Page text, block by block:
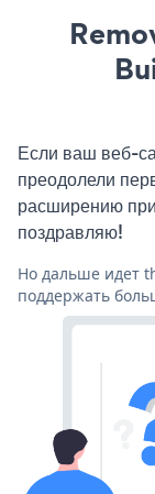
Если ваш веб-
преодолели
расширению
поздравляю!
Но дальше идет
поддержать